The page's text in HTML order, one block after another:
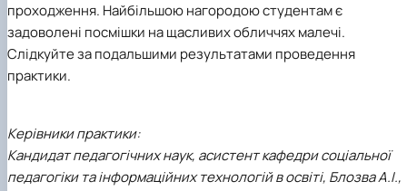
проходження. Найбільшою нагородою студентам є
задоволені посмішки на щасливих обличчях малечі.
Слідкуйте за подальшими результатами проведення
практики.
Керівники практики:
Кандидат педагогічних наук, асистент кафедри соціальної
педагогіки та інформаційних технологій в освіті, Блозва А.І.,